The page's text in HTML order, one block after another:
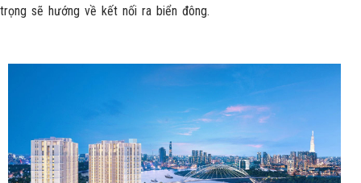
trọng sẽ hướng về kết nối ra biển đông.